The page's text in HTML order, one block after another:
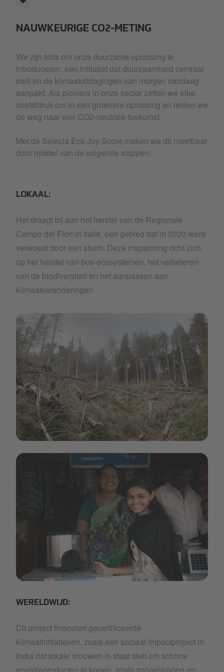
NAUWKEURIGE CO2-METING
We zijn trots om onze duurzame oplossing te
introduceren, een initiatief dat duurzaamheid centraal
stelt en de klimaatuitdagingen van morgen vandaag
aanpakt. Als pioniers in onze sector zetten we elke
voetafdruk om in een groenere oplossing en leiden we
de weg naar een CO2-neutrale toekomst.
Met de Selecta Eco Joy Score maken we dit meetbaar
door middel van de volgende stappen:
LOKAAL:
Het draagt bij aan het herstel van de Regionale
Campo dei Fiori in Italië, een gebied dat in 2020 werd
verwoest door een storm. Deze inspanning richt zich
op het herstel van bos-ecosystemen, het verbeteren
van de biodiversiteit en het aanpassen aan
klimaatveranderingen.
WERELDWIJD:
Dit project financiert gecertificeerde
klimaatinitiatieven, zoals een sociaal impactproject in
India dat lokale vrouwen in staat stelt om schone